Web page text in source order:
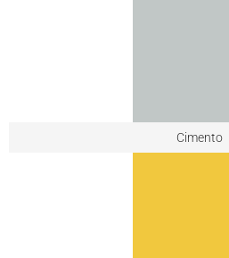
Cimento